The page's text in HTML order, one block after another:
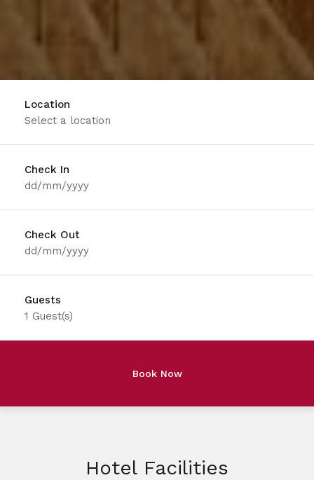
Location
Select a location
Check In
dd/mm/yyyy
Check Out
dd/mm/yyyy
Guests
1 Guest(s)
Hotel Facilities